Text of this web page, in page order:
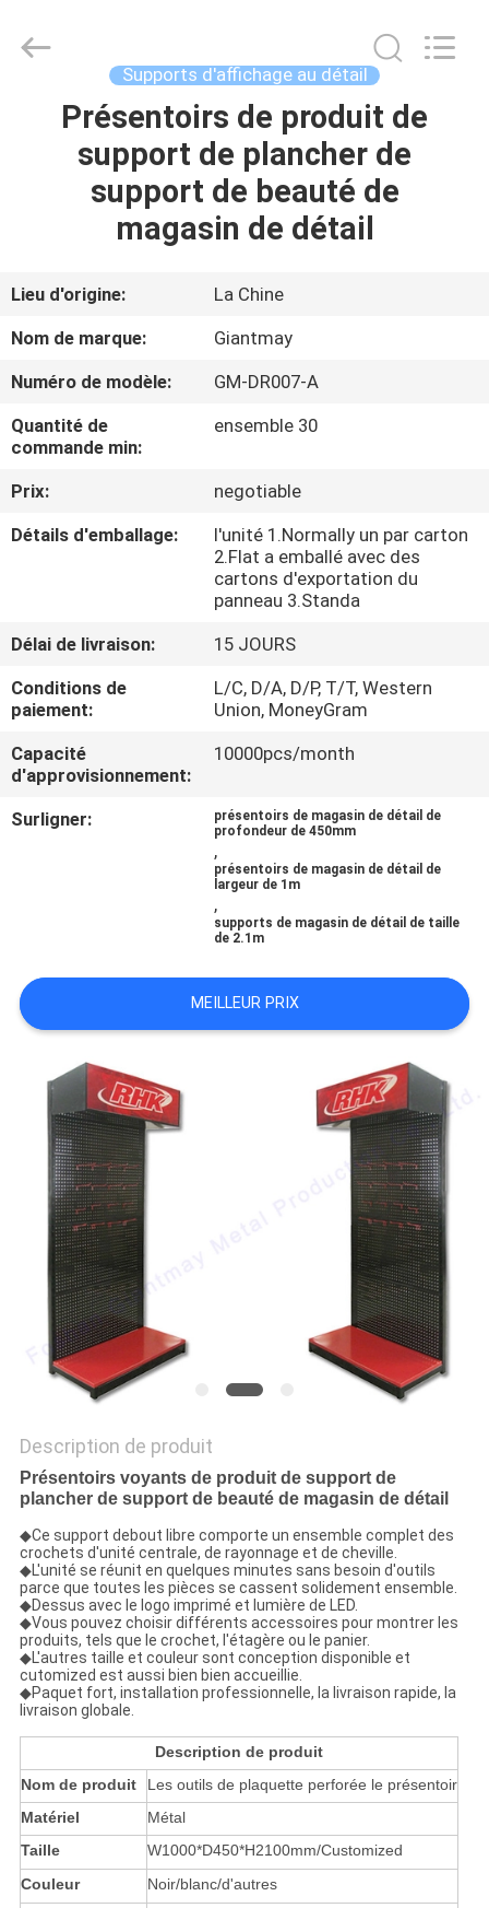
MAISON
PRODUITS
SUJET
DE
NOUS
VISITE
D'USINE
CONTRÔLE
CONTACTEZ-
NOUS
NOUVELLES
DU
SITE
PRIVACY
POLICY
Production
Co,Ltd..
Supports d'affichage au détail
Présentoirs de produit de
support de plancher de
support de beauté de
magasin de détail
Lieu d'origine:
La Chine
Nom de marque:
Giantmay
Numéro de modèle:
GM-DR007-A
Quantité de
commande min:
ensemble 30
Prix:
negotiable
Détails d'emballage:
l'unité 1.Normally un par carton
2.Flat a emballé avec des
cartons d'exportation du
panneau 3.Standa
Délai de livraison:
15 JOURS
Conditions de
paiement:
L/C, D/A, D/P, T/T, Western
Union, MoneyGram
Capacité
d'approvisionnement:
10000pcs/month
Surligner:
présentoirs de magasin de détail de
profondeur de 450mm
,
présentoirs de magasin de détail de
largeur de 1m
,
supports de magasin de détail de taille
de 2.1m
MEILLEUR PRIX
Description de produit
Présentoirs voyants de produit de support de
plancher de support de beauté de magasin de détail
◆Ce support debout libre comporte un ensemble complet des
crochets d'unité centrale, de rayonnage et de cheville.
◆L'unité se réunit en quelques minutes sans besoin d'outils
parce que toutes les pièces se cassent solidement ensemble.
◆Dessus avec le logo imprimé et lumière de LED.
◆Vous pouvez choisir différents accessoires pour montrer les
produits, tels que le crochet, l'étagère ou le panier.
◆L'autres taille et couleur sont conception disponible et
cutomized est aussi bien bien accueillie.
◆Paquet fort, installation professionnelle, la livraison rapide, la
livraison globale.
Description de produit
Nom de produit
Les outils de plaquette perforée le présentoir
Matériel
Métal
Taille
W1000*D450*H2100mm/Customized
Couleur
Noir/blanc/d'autres